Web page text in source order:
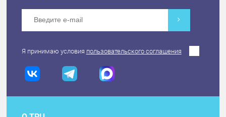
Я принимаю условия пользовательского соглашения